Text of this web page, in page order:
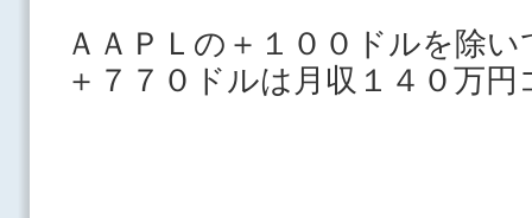
ＡＡＰＬの＋１００ドルを除
＋７７０ドルは月収１４０万円